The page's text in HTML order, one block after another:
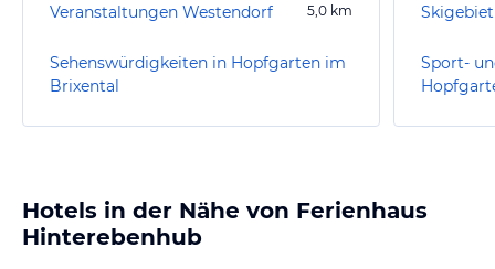
Veranstaltungen Westendorf 5,0 km
Sehenswürdigkeiten in Hopfgarten im
Brixental
Sport-
Hotels in der Nähe von Ferienhaus
Hinterebenhub